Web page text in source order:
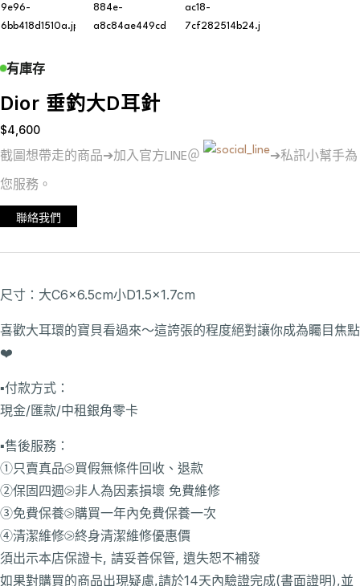
有庫存
Dior 垂釣大D耳針
$4,600
截圖想帶走的商品➔加入官方LINE＠ ➔私訊小幫手為
您服務。
聯絡我們
尺寸：大C6x6.5cm小D1.5x1.7cm
喜歡大耳環的寶貝看過來～這誇張的程度絕對讓你成為矚目焦點
❤️
▪️付款方式：
現金/匯款/中租銀角零卡
▪️售後服務：
①只賣真品⧁買假無條件回收、退款
②保固四週⧁非人為因素損壞 免費維修
③免費保養⧁購買一年內免費保養一次
④清潔維修⧁終身清潔維修優惠價
須出示本店保證卡, 請妥善保管, 遺失恕不補發
如果對購買的商品出現疑慮,請於14天內驗證完成(書面證明),並